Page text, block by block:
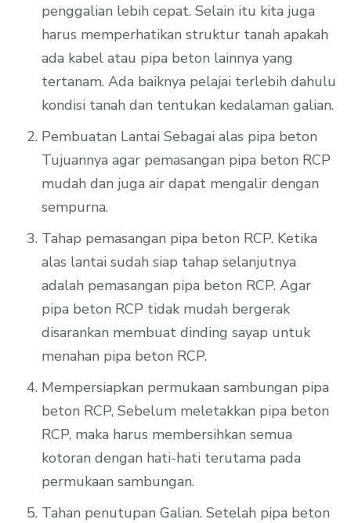
penggalian lebih cepat. Selain itu kita juga
harus memperhatikan struktur tanah apakah
ada kabel atau pipa beton lainnya yang
tertanam. Ada baiknya pelajai terlebih dahulu
kondisi tanah dan tentukan kedalaman galian.
Pembuatan Lantai Sebagai alas pipa beton
Tujuannya agar pemasangan pipa beton RCP
mudah dan juga air dapat mengalir dengan
sempurna.
Tahap pemasangan pipa beton RCP. Ketika
alas lantai sudah siap tahap selanjutnya
adalah pemasangan pipa beton RCP. Agar
pipa beton RCP tidak mudah bergerak
disarankan membuat dinding sayap untuk
menahan pipa beton RCP.
Mempersiapkan permukaan sambungan pipa
beton RCP, Sebelum meletakkan pipa beton
RCP, maka harus membersihkan semua
kotoran dengan hati-hati terutama pada
permukaan sambungan.
Tahan penutupan Galian. Setelah pipa beton